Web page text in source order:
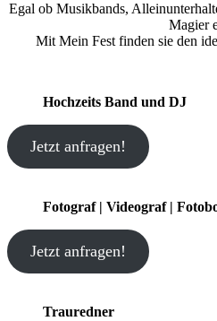
Egal ob Musikbands,
Magier
Mit Mein Fest finden sie den
Hochzeits Band und DJ
Jetzt anfragen!
Fotograf | Videograf |
Jetzt anfragen!
Trauredner